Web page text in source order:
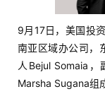
9月17日，美国投
南亚区域办公司，
人Bejul Somaia
Marsha Sugana组